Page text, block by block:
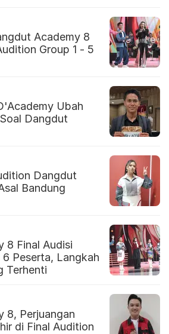
Academy 8
Group 1 - 5
Ubah
Dangdut
Dangdut
Bandung
8 Final Audisi
Peserta, Langkah
Terhenti
8, Perjuangan
di Final Audition